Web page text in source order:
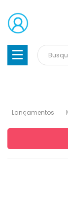
Lançamentos